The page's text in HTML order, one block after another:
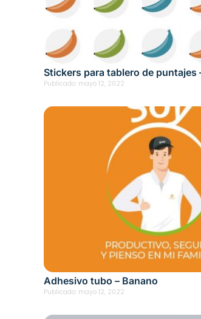
Stickers para tablero de puntajes
Publicado: mayo 12, 2022
Adhesivo tubo – Banano
Publicado: mayo 12, 2022